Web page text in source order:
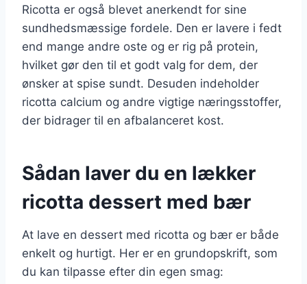
Ricotta er også blevet anerkendt for sine
sundhedsmæssige fordele. Den er lavere i fedt
end mange andre oste og er rig på protein,
hvilket gør den til et godt valg for dem, der
ønsker at spise sundt. Desuden indeholder
ricotta calcium og andre vigtige næringsstoffer,
der bidrager til en afbalanceret kost.
Sådan laver du en lækker
ricotta dessert med bær
At lave en dessert med ricotta og bær er både
enkelt og hurtigt. Her er en grundopskrift, som
du kan tilpasse efter din egen smag: